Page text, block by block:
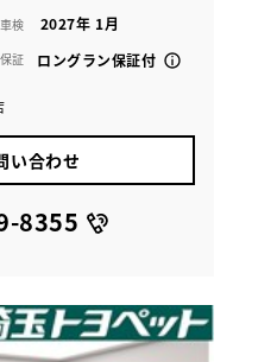
車検 2027年 1月
保証 ロングラン保証付
い合わせ
8355